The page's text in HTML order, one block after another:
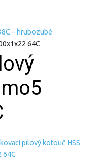
– hrubozubé
64C